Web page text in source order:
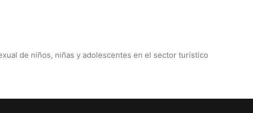
de niños, niñas y adolescentes en el sector turístico